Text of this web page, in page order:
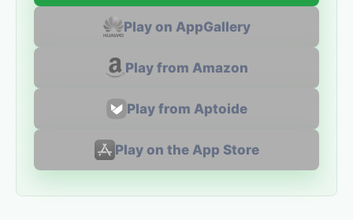
Play on AppGallery
Play from Amazon
Play from Aptoide
Play on the App Store